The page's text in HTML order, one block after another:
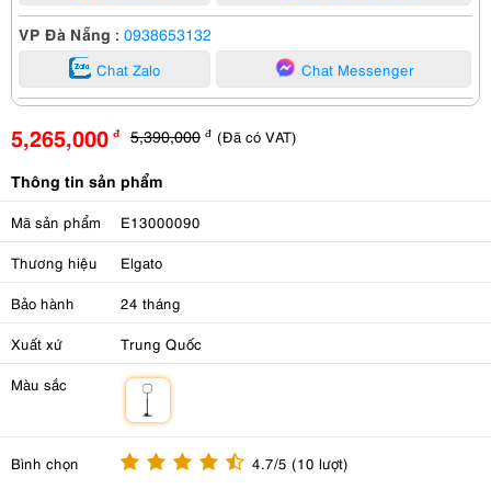
VP Đà Nẵng : 0938653132
Chat Zalo Chat Messenger
5,265,000 đ 5,390,000 đ (Đã có VAT)
Thông tin sản phẩm
Mã sản phẩm E13000090
Thương hiệu Elgato
Bảo hành 24 tháng
Xuất xứ Trung Quốc
Màu sắc
Bình chọn 4.7/5 (10 lượt)